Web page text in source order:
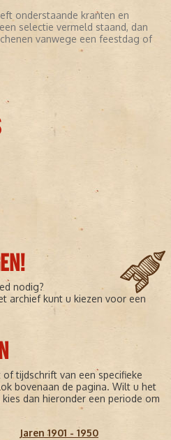
onderstaande kranten en
selectie vermeld staand, dan
vanwege een feestdag of
nodig?
archief kunt u kiezen voor een
tijdschrift van een specifieke
bovenaan de pagina. Wilt u het
dan hieronder een periode om
Jaren 1901 - 1950